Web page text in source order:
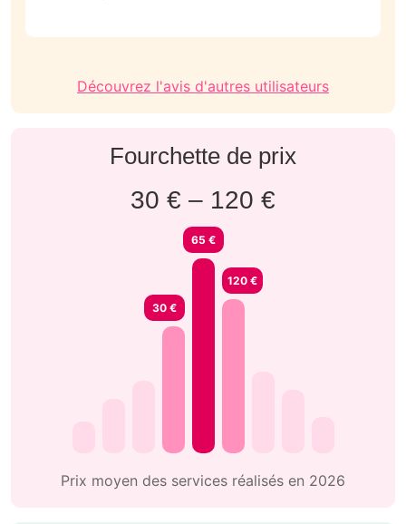
Découvrez l'avis d'autres utilisateurs
Fourchette de prix
30 € – 120 €
30 €
65 €
120 €
Prix moyen des services réalisés en 2026